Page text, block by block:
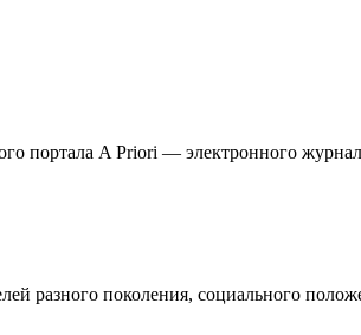
портала A Priori — электронного
разного поколения, социального